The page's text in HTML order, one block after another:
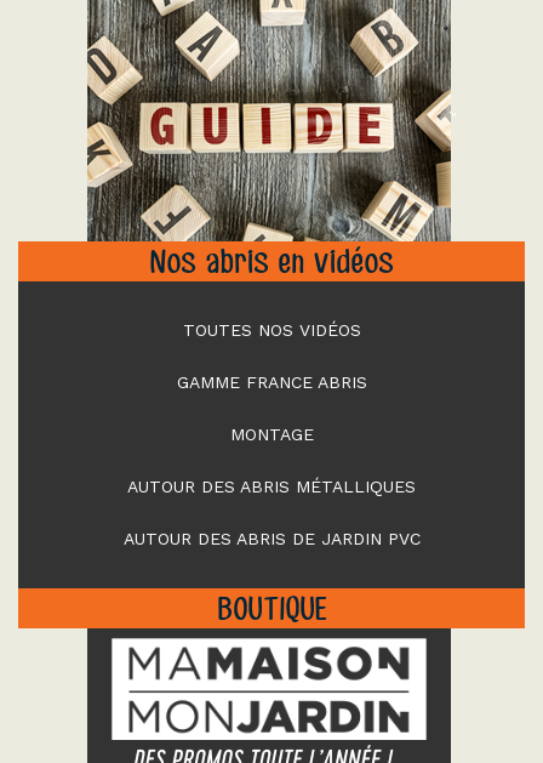
"
Nos abris en vidéos
TOUTES NOS VIDÉOS
GAMME FRANCE ABRIS
MONTAGE
AUTOUR DES ABRIS MÉTALLIQUES
AUTOUR DES ABRIS DE JARDIN PVC
BOUTIQUE